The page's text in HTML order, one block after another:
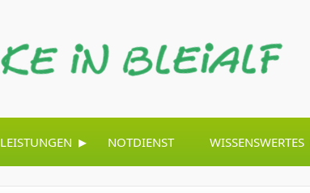
LEISTUNGEN ▸ NOTDIENST WISSENSWERTES